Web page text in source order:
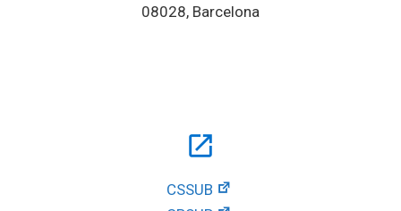
08028, Barcelona
open_in_new
CSSUB